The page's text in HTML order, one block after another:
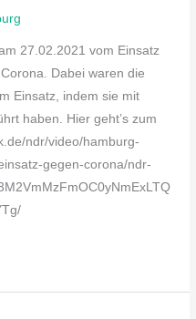
27.02.2021 vom Einsatz
Dabei waren die
Einsatz, indem sie mit
haben. Hier geht’s zum
ndr/video/hamburg-
gegen-corona/ndr-